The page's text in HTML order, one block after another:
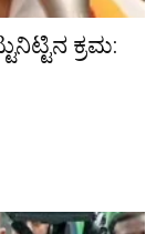
ಕ್ರಮ: